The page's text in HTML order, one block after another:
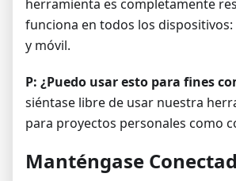
herramienta es completamente
funciona en todos los
y móvil.
P: ¿Puedo usar esto para fines
siéntase libre de usar nuestra
para proyectos personales como
Manténgase